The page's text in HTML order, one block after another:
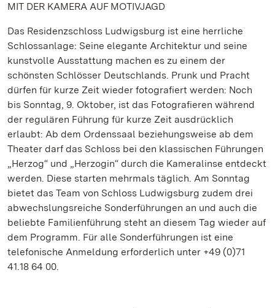
MIT DER KAMERA AUF MOTIVJAGD
Das Residenzschloss Ludwigsburg ist eine herrliche
Schlossanlage: Seine elegante Architektur und seine
kunstvolle Ausstattung machen es zu einem der
schönsten Schlösser Deutschlands. Prunk und Pracht
dürfen für kurze Zeit wieder fotografiert werden: Noch
bis Sonntag, 9. Oktober, ist das Fotografieren während
der regulären Führung für kurze Zeit ausdrücklich
erlaubt: Ab dem Ordenssaal beziehungsweise ab dem
Theater darf das Schloss bei den klassischen Führungen
„Herzog“ und „Herzogin“ durch die Kameralinse entdeckt
werden. Diese starten mehrmals täglich. Am Sonntag
bietet das Team von Schloss Ludwigsburg zudem drei
abwechslungsreiche Sonderführungen an und auch die
beliebte Familienführung steht an diesem Tag wieder auf
dem Programm. Für alle Sonderführungen ist eine
telefonische Anmeldung erforderlich unter +49 (0)71
41.18 64 00.